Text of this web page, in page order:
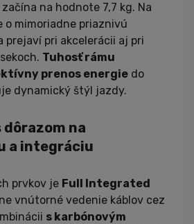
na hodnote 7,7 kg. Na
o mimoriadne priaznivú
prejaví pri akcelerácii aj pri
Tuhosť rámu
prenos energie do
dynamický štýl jazdy.
dôrazom na
a integráciu
prvkov je Full Integrated
vnútorné vedenie káblov cez
s karbónovým